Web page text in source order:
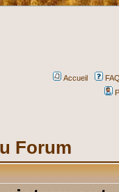
Accueil
Forum